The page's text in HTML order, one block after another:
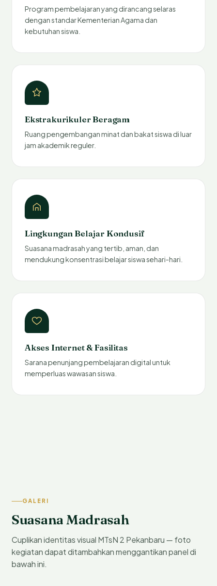
Program pembelajaran yang dirancang selaras
dengan standar Kementerian Agama dan
kebutuhan siswa.
Ekstrakurikuler Beragam
Ruang pengembangan minat dan bakat siswa di luar
jam akademik reguler.
Lingkungan Belajar Kondusif
Suasana madrasah yang tertib, aman, dan
mendukung konsentrasi belajar siswa sehari-hari.
Akses Internet & Fasilitas
Sarana penunjang pembelajaran digital untuk
memperluas wawasan siswa.
GALERI
Suasana Madrasah
Cuplikan identitas visual MTsN 2 Pekanbaru — foto
kegiatan dapat ditambahkan menggantikan panel di
bawah ini.